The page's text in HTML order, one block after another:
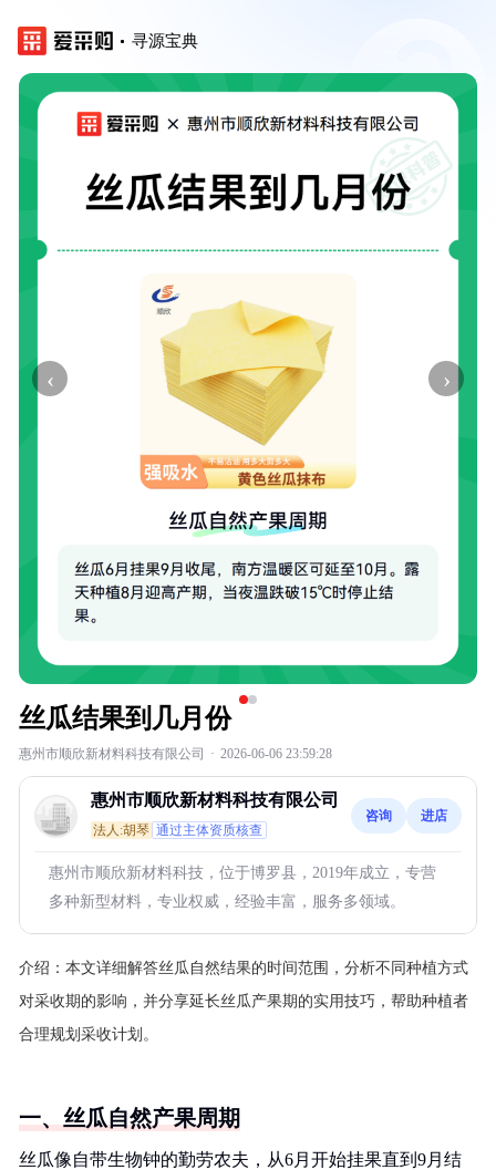
寻源宝典
‹ ›
丝瓜结果到几月份
惠州市顺欣新材料科技有限公司 · 2026-06-06 23:59:28
惠州市顺欣新材料科技有限公司
法人:胡琴 通过主体资质核查
咨询 进店
惠州市顺欣新材料科技，位于博罗县，2019年成立，专营
多种新型材料，专业权威，经验丰富，服务多领域。
介绍： 本文详细解答丝瓜自然结果的时间范围，分析不同种植方式
对采收期的影响，并分享延长丝瓜产果期的实用技巧，帮助种植者
合理规划采收计划。
一、丝瓜自然产果周期
丝瓜像自带生物钟的勤劳农夫，从6月开始挂果直到9月结